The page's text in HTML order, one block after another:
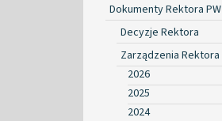
Dokumenty Rektora PW
Decyzje Rektora
Zarządzenia Rektora
2026
2025
2024